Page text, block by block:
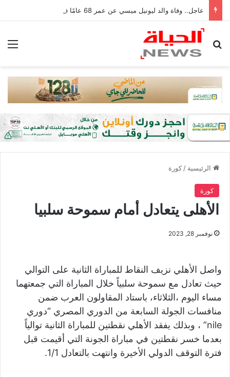
عاجل.. وفاة والد ليونيل ميسي عن عمر 68 عامًا في الأرجنتين
بحث عن
الرئيسية / كورة
كورة
الأهلى يتعادل أمام سموحة سلبيا
نوفمبر 28, 2023
واصل الأهلي نزيف النقاط للمباراة الثانية على التوالي
حيث تعادل مع سموحة سلبياً خلال المباراة التي جمعتهما
مساء اليوم ،الثلاثاء، باستاد المقاولون العرب ضمن
منافسات الجولة السابعة من الدوري المصري “دوري
nile” ، وبذلك يفقد الأهلي نقطتين للمباراة الثانية توالياً
بعدما خسر نقطتين في مباراة الجونة التي أقيمت قبل
فترة التوقف الدولي الأخيرة وانتهت بالتعادل 1/1.